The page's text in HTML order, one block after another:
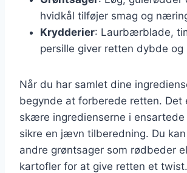
hvidkål tilføjer smag og
Krydderier: Laurbærblade,
persille giver retten dybde og
Når du har samlet dine
begynde at forberede retten. Det
skære ingredienserne i
sikre en jævn tilberedning. Du
andre grøntsager som rødbeder
kartofler for at give retten et twist.